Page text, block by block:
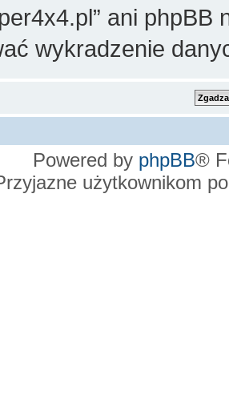
ani phpBB
wykradzenie
Powered by phpBB®
użytkownikom